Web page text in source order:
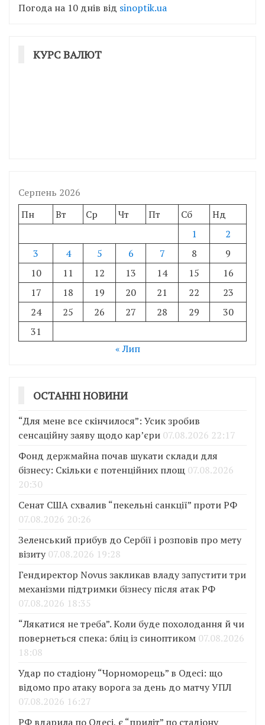
Погода на 10 днів від sinoptik.ua
КУРС ВАЛЮТ
Серпень 2026
Пн
Вт Ср Чт Пт Сб
Нд
1
2
3
4 5 6 7 8
9
10
11 12 13 14 15
16
17
18 19 20 21 22
23
24
25 26 27 28 29
30
31
« Лип
ОСТАННІ НОВИНИ
“Для мене все скінчилося”: Усик зробив
сенсаційну заяву щодо кар’єри 07.08.2026 22:17
Фонд держмайна почав шукати склади для
бізнесу: Скільки є потенційних площ 07.08.2026
20:30
Сенат США схвалив “пекельні санкції” проти РФ
07.08.2026 20:26
Зеленський прибув до Сербії і розповів про мету
візиту 07.08.2026 19:28
Гендиректор Novus закликав владу запустити три
механізми підтримки бізнесу після атак РФ
07.08.2026 18:35
“Лякатися не треба”. Коли буде похолодання й чи
повернеться спека: бліц із синоптиком 07.08.2026
18:08
Удар по стадіону “Чорноморець” в Одесі: що
відомо про атаку ворога за день до матчу УПЛ
07.08.2026 16:27
РФ вдарила по Одесі, є “приліт” по стадіону